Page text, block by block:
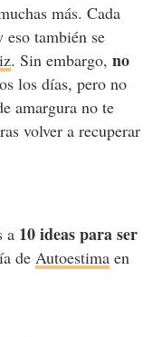
más. Cada
también se
. Sin embargo, no
los días, pero no
amargura no te
volver a recuperar
a 10 ideas para ser
de Autoestimaen